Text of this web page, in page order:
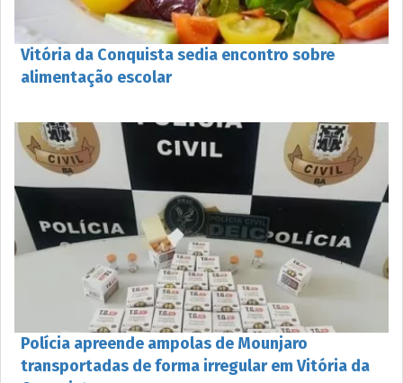
Vitória da Conquista sedia encontro sobre
alimentação escolar
Polícia apreende ampolas de Mounjaro
transportadas de forma irregular em Vitória da